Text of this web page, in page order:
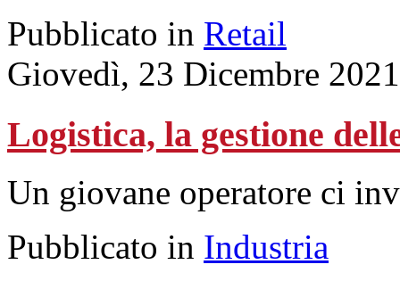
Pubblicato in Retail
Giovedì, 23 Dicembre
Logistica, la gestione
Un giovane operatore ci
Pubblicato in Industria